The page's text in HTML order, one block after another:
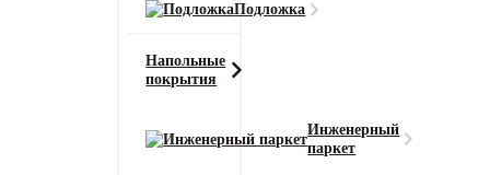
Подложка
Напольные
покрытия
Инженерный
паркет